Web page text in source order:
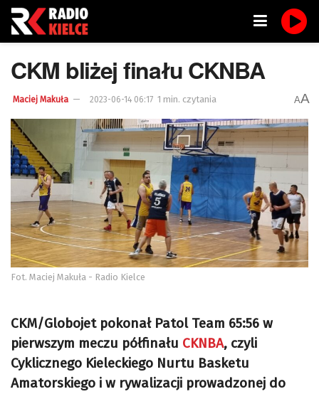
CKM bliżej finału CKNBA
Maciej Makuła 2023-06-14 06:17 1 min. czytania AA
Fot. Maciej Makuła - Radio Kielce
CKM/Globojet pokonał Patol Team 65:56 w
pierwszym meczu półfinału CKNBA, czyli
Cyklicznego Kieleckiego Nurtu Basketu
Amatorskiego i w rywalizacji prowadzonej do